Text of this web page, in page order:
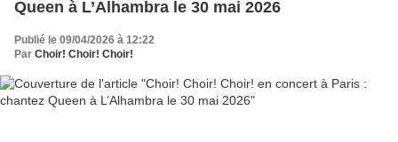
Queen à L’Alhambra le 30 mai 2026
Publié le 09/04/2026 à 12:22
Par Choir! Choir! Choir!